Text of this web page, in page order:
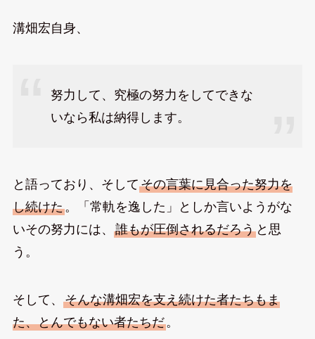
溝畑宏自身、
努力して、究極の努力をしてできな
いなら私は納得します。
と語っており、そしてその言葉に見合った努力を
し続けた。「常軌を逸した」としか言いようがな
いその努力には、 誰もが圧倒されるだろうと思
う。
そして、 そんな溝畑宏を支え続けた者たちもま
た、とんでもない者たちだ。